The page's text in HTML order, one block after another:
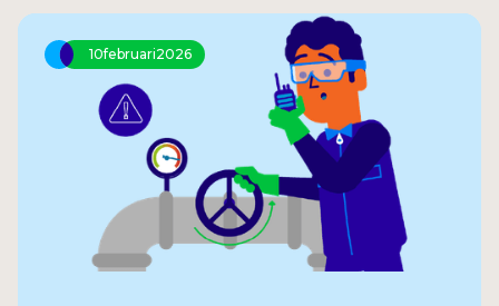
10februari2026